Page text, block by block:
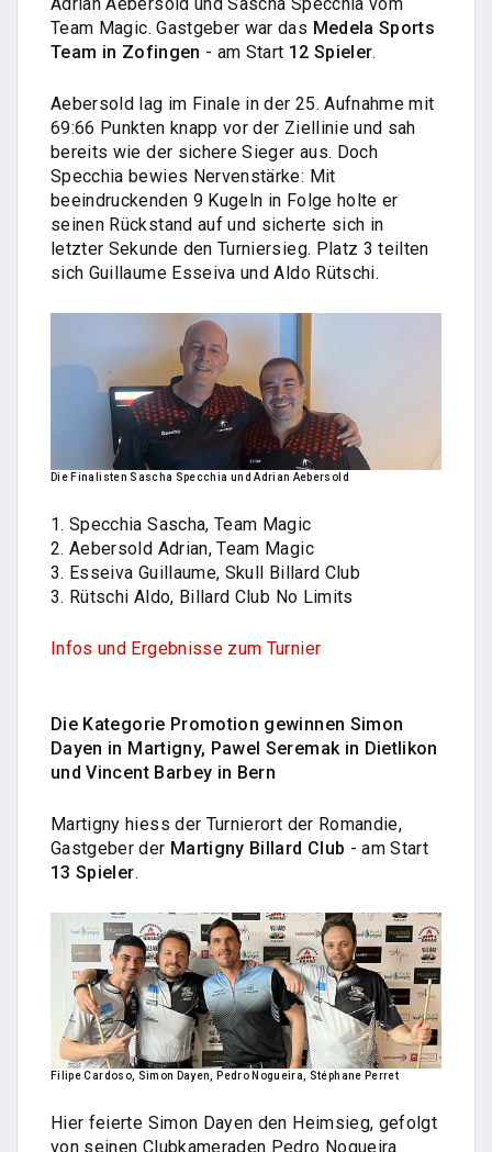
Adrian Aebersold und Sascha Specchia vom
Team Magic. Gastgeber war das Medela Sports
Team in Zofingen - am Start 12 Spieler.
Aebersold lag im Finale in der 25. Aufnahme mit
69:66 Punkten knapp vor der Ziellinie und sah
bereits wie der sichere Sieger aus. Doch
Specchia bewies Nervenstärke: Mit
beeindruckenden 9 Kugeln in Folge holte er
seinen Rückstand auf und sicherte sich in
letzter Sekunde den Turniersieg. Platz 3 teilten
sich Guillaume Esseiva und Aldo Rütschi.
Die Finalisten Sascha Specchia und Adrian Aebersold
1. Specchia Sascha, Team Magic
2. Aebersold Adrian, Team Magic
3. Esseiva Guillaume, Skull Billard Club
3. Rütschi Aldo, Billard Club No Limits
Infos und Ergebnisse zum Turnier
Die Kategorie Promotion gewinnen Simon
Dayen in Martigny, Pawel Seremak in Dietlikon
und Vincent Barbey in Bern
Martigny hiess der Turnierort der Romandie,
Gastgeber der Martigny Billard Club - am Start
13 Spieler.
Filipe Cardoso, Simon Dayen, Pedro Nogueira, Stéphane Perret
Hier feierte Simon Dayen den Heimsieg, gefolgt
von seinen Clubkameraden Pedro Nogueira